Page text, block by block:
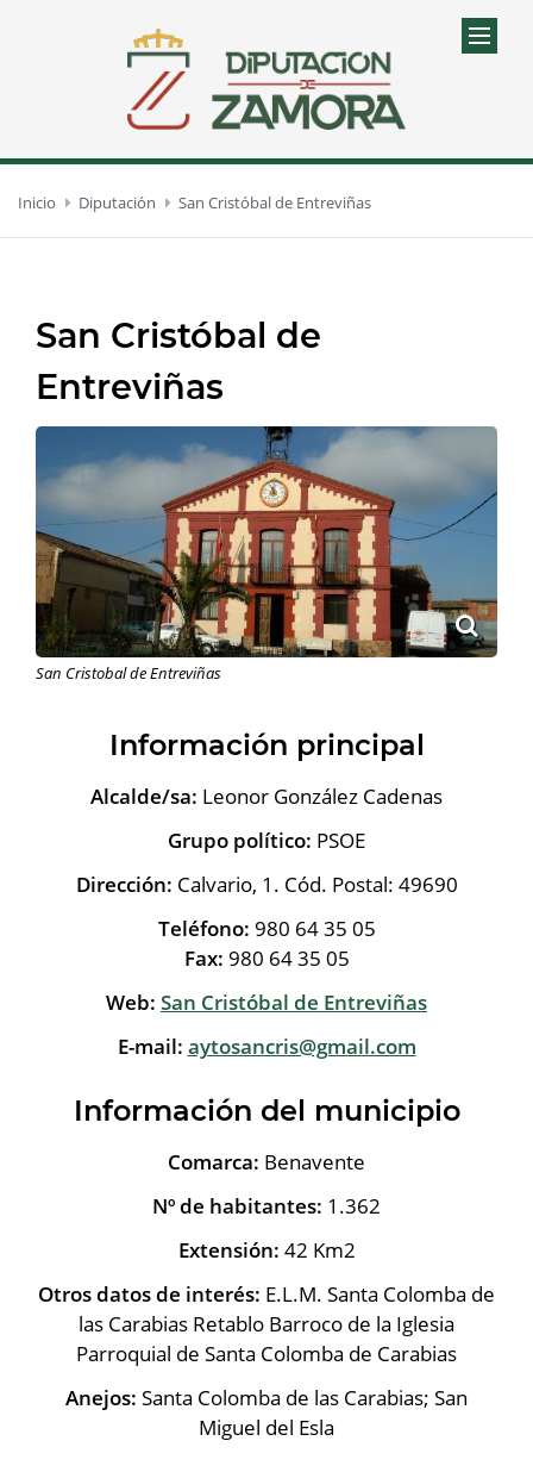
Inicio Diputación San Cristóbal de Entreviñas
San Cristóbal de
Entreviñas
San Cristobal de Entreviñas
Información principal
Alcalde/sa: Leonor González Cadenas
Grupo político: PSOE
Dirección: Calvario, 1. Cód. Postal: 49690
Teléfono: 980 64 35 05
Fax: 980 64 35 05
Web: San Cristóbal de Entreviñas
E-mail: aytosancris@gmail.com
Información del municipio
Comarca: Benavente
Nº de habitantes: 1.362
Extensión: 42 Km2
Otros datos de interés: E.L.M. Santa Colomba de
las Carabias Retablo Barroco de la Iglesia
Parroquial de Santa Colomba de Carabias
Anejos: Santa Colomba de las Carabias; San
Miguel del Esla